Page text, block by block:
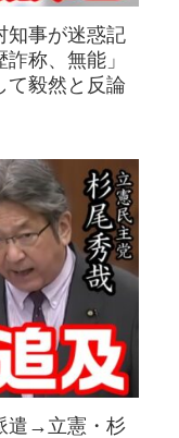
知事が迷惑記
称、無能」
て毅然と反論
遣→立憲・杉